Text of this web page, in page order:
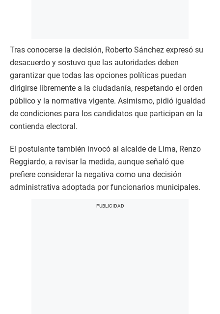
Tras conocerse la decisión, Roberto Sánchez expresó su
desacuerdo y sostuvo que las autoridades deben
garantizar que todas las opciones políticas puedan
dirigirse libremente a la ciudadanía, respetando el orden
público y la normativa vigente. Asimismo, pidió igualdad
de condiciones para los candidatos que participan en la
contienda electoral.
El postulante también invocó al alcalde de Lima, Renzo
Reggiardo, a revisar la medida, aunque señaló que
prefiere considerar la negativa como una decisión
administrativa adoptada por funcionarios municipales.